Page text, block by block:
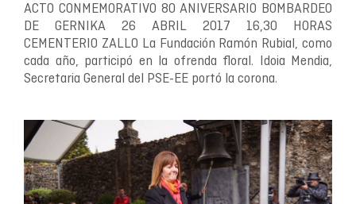
ACTO CONMEMORATIVO 80 ANIVERSARIO BOMBARDEO
DE GERNIKA 26 ABRIL 2017 16,30 HORAS
CEMENTERIO ZALLO La Fundación Ramón Rubial, como
cada año, participó en la ofrenda floral. Idoia Mendia,
Secretaria General del PSE-EE portó la corona.